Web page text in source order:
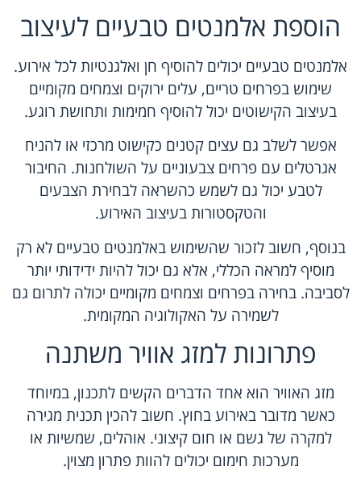
הוספת אלמנטים טבעיים לעיצוב
אלמנטים טבעיים יכולים להוסיף חן ואלגנטיות לכל אירוע.
שימוש בפרחים טריים, עלים ירוקים וצמחים מקומיים
בעיצוב הקישוטים יכול להוסיף חמימות ותחושת רוגע.
אפשר לשלב גם עצים קטנים כקישוט מרכזי או להניח
אגרטלים עם פרחים צבעוניים על השולחנות. החיבור
לטבע יכול גם לשמש כהשראה לבחירת הצבעים
והטקסטורות בעיצוב האירוע.
בנוסף, חשוב לזכור שהשימוש באלמנטים טבעיים לא רק
מוסיף למראה הכללי, אלא גם יכול להיות ידידותי יותר
לסביבה. בחירה בפרחים וצמחים מקומיים יכולה לתרום גם
לשמירה על האקולוגיה המקומית.
פתרונות למזג אוויר משתנה
מזג האוויר הוא אחד הדברים הקשים לתכנון, במיוחד
כאשר מדובר באירוע בחוץ. חשוב להכין תכנית מגירה
למקרה של גשם או חום קיצוני. אוהלים, שמשיות או
מערכות חימום יכולים להוות פתרון מצוין.